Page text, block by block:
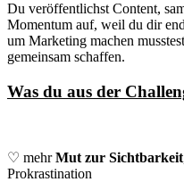
Du veröffentlichst Content,
Momentum auf, weil du dir
um Marketing machen
gemeinsam schaffen.
Was du aus der
♡ mehrMut zur Sichtbarkeit
Prokrastination